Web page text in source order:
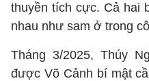
thuyền tích cực. Cả hai
nhau như sam ở trong
Tháng 3/2025, Thúy
được Võ Cảnh bí mật